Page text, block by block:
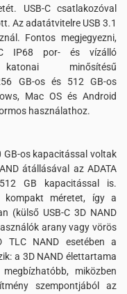
USB-C csatlakozóval
Az adatátvitelre USB 3.1
Fontos megjegyezni,
IP68 por- és vízálló
minősítésű
GB-os és 512 GB-os
Mac OS és Android
használathoz.
GB-os kapacitással voltak
átállásával az ADATA
GB kapacitással is.
kompakt méretet, így a
(külső USB-C 3D NAND
arany vagy vörös
TLC NAND esetében a
a 3D NAND élettartama
miközben
szempontjából az